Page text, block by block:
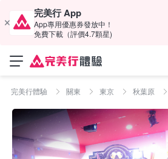
完美行 App
App專用優惠券發放中！
免費下載（評價4.7顆星)
完美行體驗 關東 東京 秋葉原